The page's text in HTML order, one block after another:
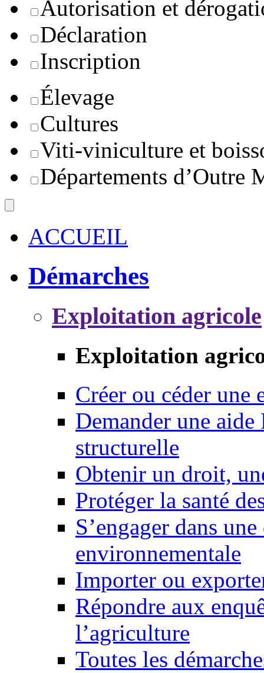
Autorisation et
Déclaration
Inscription
Élevage
Cultures
Viti-viniculture et
Départements d’Outre
ACCUEIL
Démarches
Exploitation agricole
Exploitation
Créer ou céder une
Demander une
structurelle
Obtenir un droit,
Protéger la santé
S’engager dans
environnementale
Importer ou
Répondre aux
l’agriculture
Toutes les